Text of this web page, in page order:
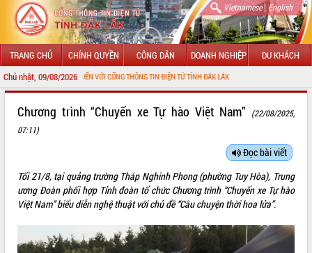
Vietnamese| English
TRANG CHỦ CHÍNH QUYỀN CÔNG DÂN DOANH NGHIỆP DU KHÁCH
Chủ nhật, 09/08/2026
MỪNG ĐẾN VỚI CỔNG THÔNG TIN ĐIỆN TỬ TỈNH ĐẮK LẮK
LÃNH ĐẠO UBND TỈNH
SỞ, BAN, NGÀNH
THÔNG TIN CHỈ ĐẠO ĐIỀU HÀNH
Chương trình “Chuyến xe Tự hào Việt Nam”
(22/08/2025,
07:11)
Đọc bài viết
Tối 21/8, tại quảng trường Tháp Nghinh Phong (phường Tuy Hòa), Trung
ương Đoàn phối hợp Tỉnh đoàn tổ chức Chương trình “Chuyến xe Tự hào
Việt Nam” biểu diễn nghệ thuật với chủ đề “Câu chuyện thời hoa lửa”.